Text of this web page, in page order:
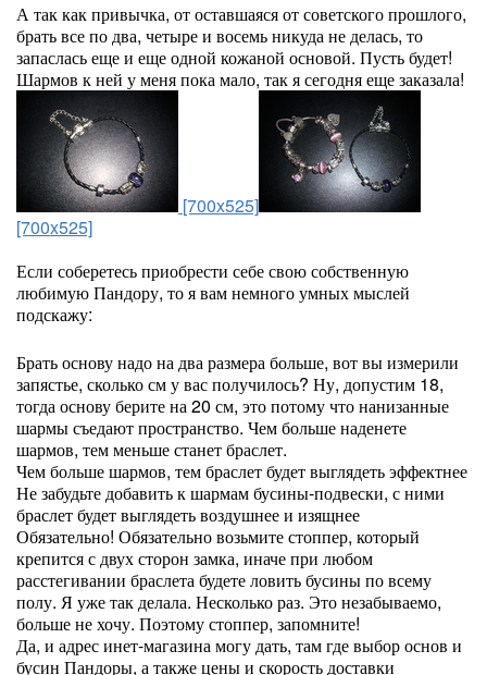
А так как привычка, от оставшаяся от советского прошлого,
брать все по два, четыре и восемь никуда не делась, то
запаслась еще и еще одной кожаной основой. Пусть будет!
Шармов к ней у меня пока мало, так я сегодня еще заказала!
[700x525]
[700x525]
Если соберетесь приобрести себе свою собственную
любимую Пандору, то я вам немного умных мыслей
подскажу:
Брать основу надо на два размера больше, вот вы измерили
запястье, сколько см у вас получилось? Ну, допустим 18,
тогда основу берите на 20 см, это потому что нанизанные
шармы съедают пространство. Чем больше наденете
шармов, тем меньше станет браслет.
Чем больше шармов, тем браслет будет выглядеть эффектнее
Не забудьте добавить к шармам бусины-подвески, с ними
браслет будет выглядеть воздушнее и изящнее
Обязательно! Обязательно возьмите стоппер, который
крепится с двух сторон замка, иначе при любом
расстегивании браслета будете ловить бусины по всему
полу. Я уже так делала. Несколько раз. Это незабываемо,
больше не хочу. Поэтому стоппер, запомните!
Да, и адрес инет-магазина могу дать, там где выбор основ и
бусин Пандоры, а также цены и скорость доставки